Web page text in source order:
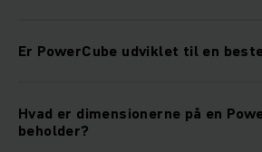
Er PowerCube udviklet til en
Hvad er dimensionerne på en
beholder?